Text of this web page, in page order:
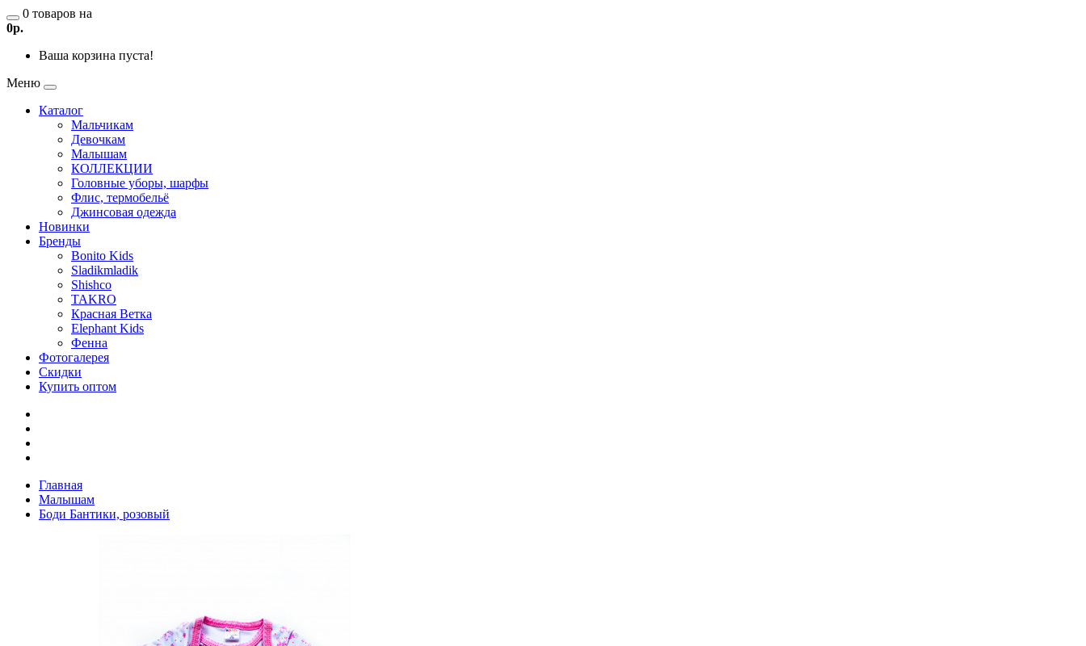
0 товаров на
0р.
Ваша корзина пуста!
Меню
Каталог
Мальчикам
Девочкам
Малышам
КОЛЛЕКЦИИ
Головные уборы, шарфы
Флис, термобельё
Джинсовая одежда
Новинки
Бренды
Bonito Kids
Sladikmladik
Shishco
TAKRO
Красная Ветка
Elephant Kids
Фенна
Фотогалерея
Скидки
Купить оптом
Главная
Малышам
Боди Бантики, розовый